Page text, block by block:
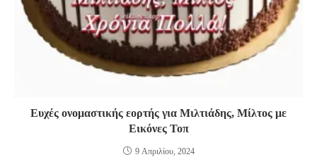
Ευχές ονομαστικής εορτής για Μιλτιάδης, Μίλτος με
Εικόνες Τοπ
9 Απριλίου, 2024